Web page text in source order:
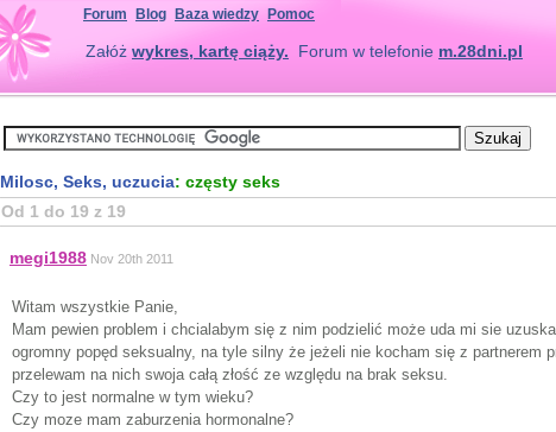
Forum Blog Baza wiedzy Pomoc
Załóż wykres, kartę ciąży. Forum w telefonie m.28dni.pl
Milosc, Seks, uczucia: częsty seks
Od 1 do 19 z 19
megi1988 Nov 20th 2011
Witam wszystkie Panie,
Mam pewien problem i chcialabym się z nim podzielić może uda mi sie
ogromny popęd seksualny, na tyle silny że jeżeli nie kocham się z partnerem
przelewam na nich swoja całą złość ze względu na brak seksu.
Czy to jest normalne w tym wieku?
Czy moze mam zaburzenia hormonalne?